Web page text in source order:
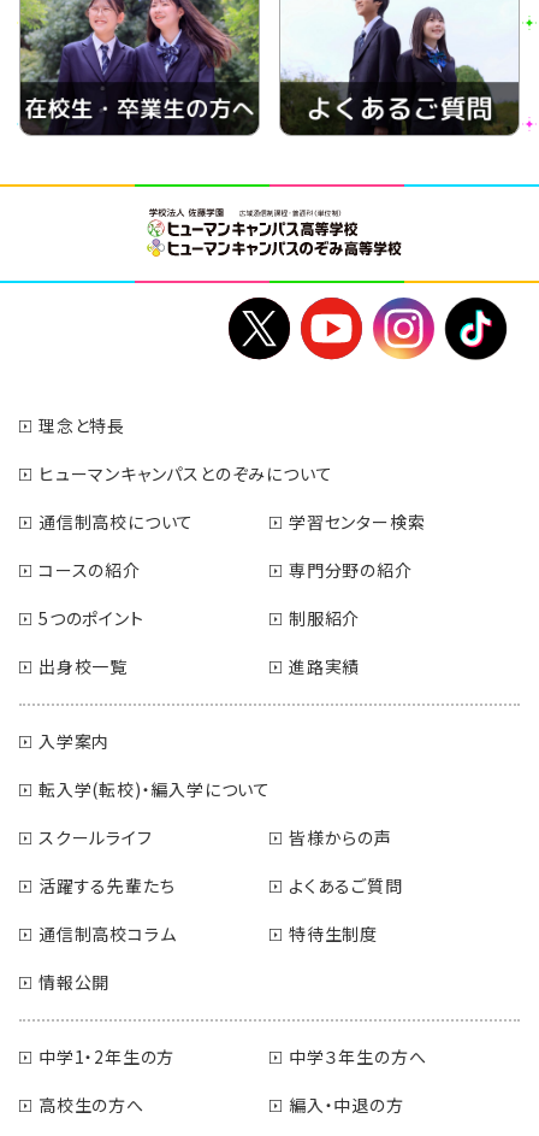
理念と特長
ヒューマンキャンパスとのぞみについて
通信制高校について
学習センター検索
コースの紹介
専門分野の紹介
5つのポイント
制服紹介
出身校一覧
進路実績
入学案内
転入学(転校)・編入学について
スクールライフ
皆様からの声
活躍する先輩たち
よくあるご質問
通信制高校コラム
特待生制度
情報公開
中学1・2年生の方
中学３年生の方へ
高校生の方へ
編入・中退の方